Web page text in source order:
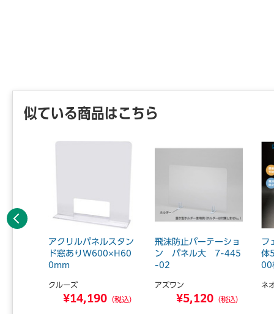
似ている商品はこちら
アクリルパネルスタン
ド窓ありW600×H60
0mm
クルーズ
¥14,190 （税込）
飛沫防止パーテーショ
ン パネル大 7-445
-02
アズワン
¥5,120 （税込）
フ
体
00
ネ
前へ